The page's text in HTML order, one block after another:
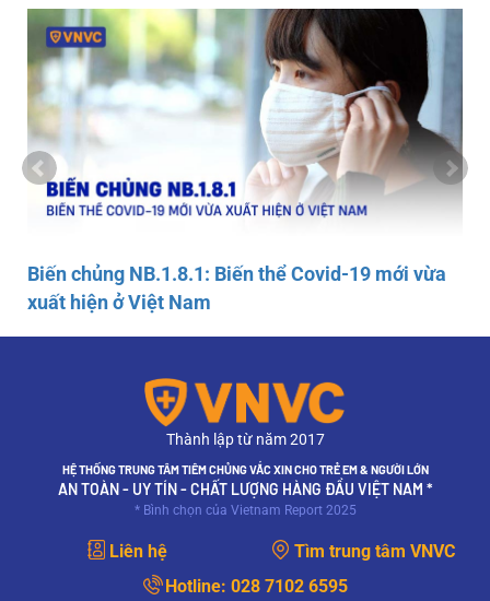
Biến chủng NB.1.8.1: Biến thể Covid-19 mới vừa
xuất hiện ở Việt Nam
Thành lập từ năm 2017
HỆ THỐNG TRUNG TÂM TIÊM CHỦNG VẮC XIN CHO TRẺ EM & NGƯỜI LỚN
AN TOÀN - UY TÍN - CHẤT LƯỢNG HÀNG ĐẦU VIỆT NAM *
* Bình chọn của Vietnam Report 2025
Liên hệ
Tìm trung tâm VNVC
Hotline: 028 7102 6595